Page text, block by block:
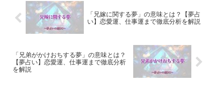
「兄嫁に関する夢」の意味とは？【夢占
い】恋愛運、仕事運まで徹底分析を解説
「兄弟がかけおちする夢」の意味とは？
【夢占い】恋愛運、仕事運まで徹底分析
を解説